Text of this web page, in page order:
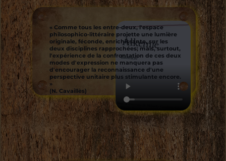
« Comme tous les entre-deux, l'espace
philosophico-littéraire projette une lumière
originale, féconde, enrichissante, sur les
deux disciplines rapprochées; mais, surtout,
l'expérience de la confrontation de ces deux
modes d'expression ne manquera pas
d'encourager la reconnaissance d'une
perspective unitaire plus stimulante encore.
»
(N. Cavaillès)